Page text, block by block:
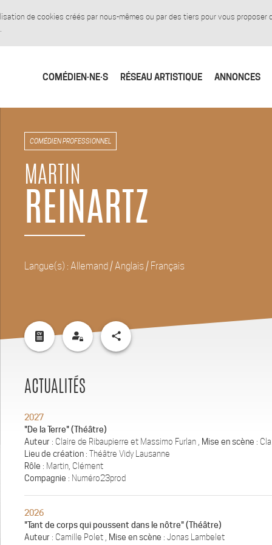
de cookies créés par nous-mêmes ou par des tiers pour vous proposer
.
COMÉDIEN·NE·S RÉSEAU ARTISTIQUE ANNONCES
COMÉDIEN PROFESSIONNEL
MARTIN
REINARTZ
Langue(s) : Allemand / Anglais / Français
share
ACTUALITÉS
2027
"De la Terre" (Théâtre)
Auteur : Claire de Ribaupierre et Massimo Furlan , Mise en scène :
Lieu de création : Théâtre Vidy Lausanne
Rôle : Martin, Clément
Compagnie : Numéro23prod
2026
"Tant de corps qui poussent dans le nôtre" (Théâtre)
Auteur : Camille Polet , Mise en scène : Jonas Lambelet